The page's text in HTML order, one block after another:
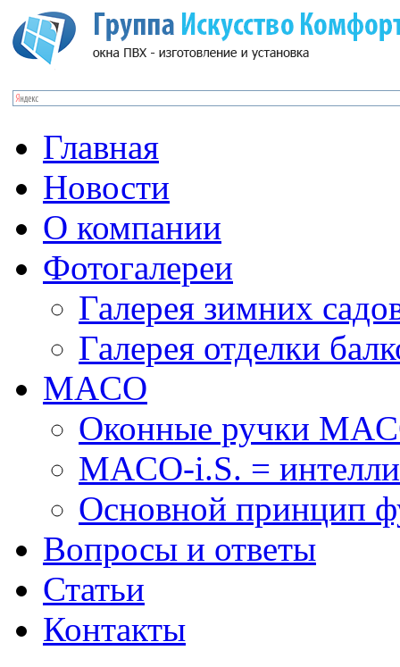
Главная
Новости
О компании
Фотогалереи
Галерея зимних
Галерея отделки
MACO
Оконные ручки
MACO-i.S. =
Основной принцип
Вопросы и ответы
Статьи
Контакты